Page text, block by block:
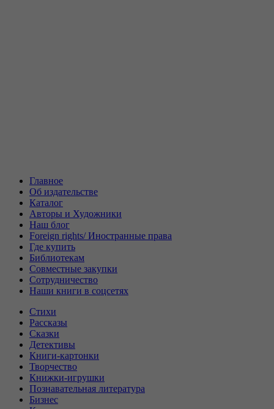
Главное
Об издательстве
Каталог
Авторы и Художники
Наш блог
Foreign rights/ Иностранные права
Где купить
Библиотекам
Совместные закупки
Сотрудничество
Наши книги в соцсетях
Стихи
Рассказы
Сказки
Детективы
Книги-картонки
Творчество
Книжки-игрушки
Познавательная литература
Бизнес